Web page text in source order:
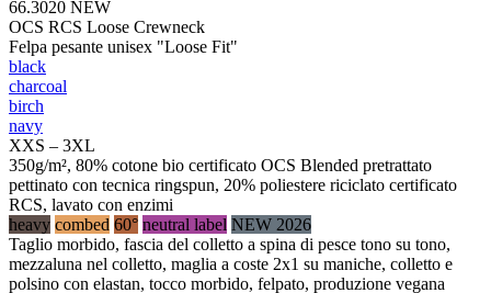
66.3020 NEW
OCS RCS Loose Crewneck
Felpa pesante unisex "Loose Fit"
black
charcoal
birch
navy
XXS – 3XL
350g/m², 80% cotone bio certificato OCS Blended pretrattato
pettinato con tecnica ringspun, 20% poliestere riciclato certificato
RCS, lavato con enzimi
heavy combed 60° neutral label NEW 2026
Taglio morbido, fascia del colletto a spina di pesce tono su tono,
mezzaluna nel colletto, maglia a coste 2x1 su maniche, colletto e
polsino con elastan, tocco morbido, felpato, produzione vegana